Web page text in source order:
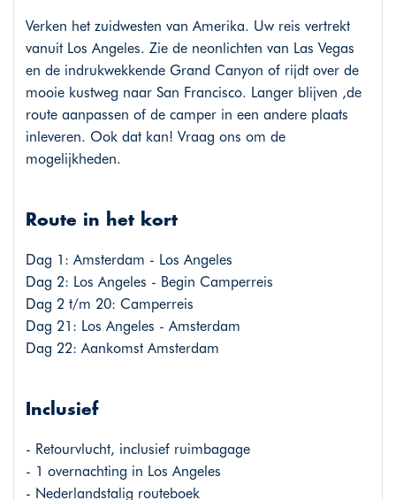
Verken het zuidwesten van Amerika. Uw reis vertrekt
vanuit Los Angeles. Zie de neonlichten van Las Vegas
en de indrukwekkende Grand Canyon of rijdt over de
mooie kustweg naar San Francisco. Langer blijven ,de
route aanpassen of de camper in een andere plaats
inleveren. Ook dat kan! Vraag ons om de
mogelijkheden.
Route in het kort
Dag 1: Amsterdam - Los Angeles
Dag 2: Los Angeles - Begin Camperreis
Dag 2 t/m 20: Camperreis
Dag 21: Los Angeles - Amsterdam
Dag 22: Aankomst Amsterdam
Inclusief
- Retourvlucht, inclusief ruimbagage
- 1 overnachting in Los Angeles
- Nederlandstalig routeboek